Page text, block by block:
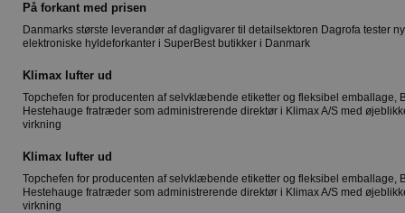
På forkant med prisen
Danmarks største leverandør af dagligvarer til detailsektoren Dagrofa tester
elektroniske hyldeforkanter i SuperBest butikker i Danmark
Klimax lufter ud
Topchefen for producenten af selvklæbende etiketter og fleksibel emballage,
Hestehauge fratræder som administrerende direktør i Klimax A/S med
virkning
Klimax lufter ud
Topchefen for producenten af selvklæbende etiketter og fleksibel emballage,
Hestehauge fratræder som administrerende direktør i Klimax A/S med
virkning